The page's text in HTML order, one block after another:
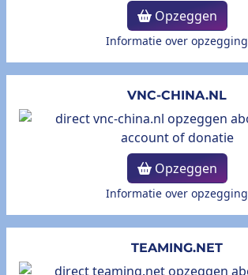
Opzeggen
Informatie over opzegging
VNC-CHINA.NL
Opzeggen
Informatie over opzegging
TEAMING.NET